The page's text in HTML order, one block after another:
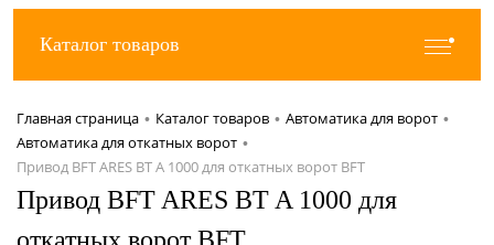
Каталог товаров
Главная страница • Каталог товаров • Автоматика для ворот •
Автоматика для откатных ворот •
Привод BFT ARES BT A 1000 для откатных ворот BFT
Привод BFT ARES BT A 1000 для